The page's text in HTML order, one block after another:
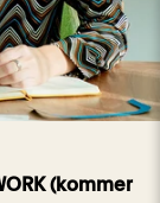
(kommer